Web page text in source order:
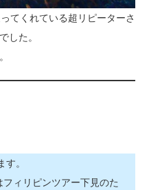
てくれている超リピーターさ
した。
。
ィリピンツアー下見のた